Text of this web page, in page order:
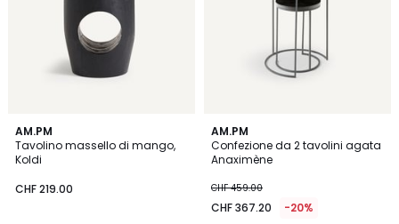
AM.PM
Tavolino massello di mango,
Koldi
CHF 219.00
4.3
/ 5
AM.PM
Confezione da 2 tavolini agata
Anaximène
CHF 459.00
CHF 367.20 -20%
4.3
/ 5